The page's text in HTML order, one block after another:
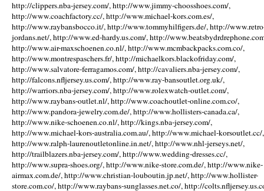
http://clippers.nba-jersey.com/, http://www.jimmy-choosshoes.com/,
http://www.coachfactory.cc/, http://www.michael-kors.com.es/,
http://www.raybansbocco.it/, http://www.tommyhilfigers.de/, http://
jordans.net/, http://www.ed-hardy.us.com/, http://
http://www.air-maxschoenen.co.nl/, http://www.mcmbackpacks.com.co/,
http://www.montrespaschers.fr/, http://michaelkors.blackofriday.com/,
http://www.salvatore-ferragamos.com/, http://cavaliers.nba-jersey.com/,
http://falcons.nfljersey.us.com/, http://www.ray-bansoutlet.org.uk/,
http://warriors.nba-jersey.com/, http://www.rolexwatch-outlet.com/,
http://www.raybans-outlet.nl/, http://www.coachoutlet-online.com.co/,
http://www.pandora-jewelry.com.de/, http://www.hollisters-canada.ca/,
http://www.nike-schoenen.co.nl/, http://kings.nba-jersey.com/,
http://www.michael-kors-australia.com.au/, http://www.michael-korsoutlet.cc/,
http://www.ralph-laurenoutletonline.in.net/, http://www.nhl-jerseys.net/,
http://trailblazers.nba-jersey.com/, http://www.wedding-dresses.cc/,
http://www.supra-shoes.org/, http://www.nike-store.com.de/, http://www.nike-
airmax.com.de/, http://www.christian-louboutin.jp.net/, http://www.hollister-
store.com.co/, http://www.raybans-sunglasses.net.co/, http://